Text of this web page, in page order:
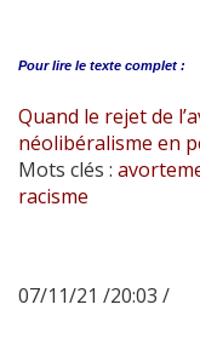
Pour lire le texte complet :
Quand le rejet de
néolibéralisme en
Mots clés :
racisme
07/11/21 /20:03 /